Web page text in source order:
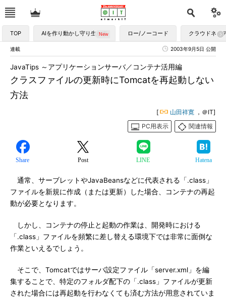
TOP AIを作り動かし守り生かす ロー/ノーコード クラウドネイ
連載 2003年9月5日 公開
クラスファイルの更新時にTomcatを再起動しない
方法
JavaTips ～アプリケーションサーバ／コンテナ活用編
[ 山田祥寛 ，＠IT]
PC用表示
関連情報
Share Post LINE Hatena
通常、サーブレットやJavaBeansなどに代表される「.class」
ファイルを新規に作成（または更新）した場合、コンテナの再起
動が必要となります。
しかし、コンテナの停止と起動の作業は、開発時における
「.class」ファイルを頻繁に差し替える環境下では非常に面倒な
作業といえるでしょう。
そこで、Tomcatではサーバ設定ファイル「server.xml」を編
集することで、特定のフォルダ配下の「.class」ファイルが更新
された場合には再起動を行わなくても済む方法が用意されていま